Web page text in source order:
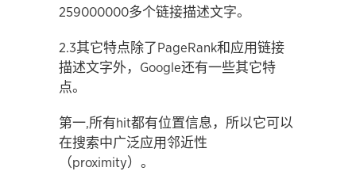
259000000多个链接描述文字。
2.3其它特点除了PageRank和应用链接
描述文字外，Google还有一些其它特
点。
第一,所有hit都有位置信息，所以它可以
在搜索中广泛应用邻近性
（proximity）。